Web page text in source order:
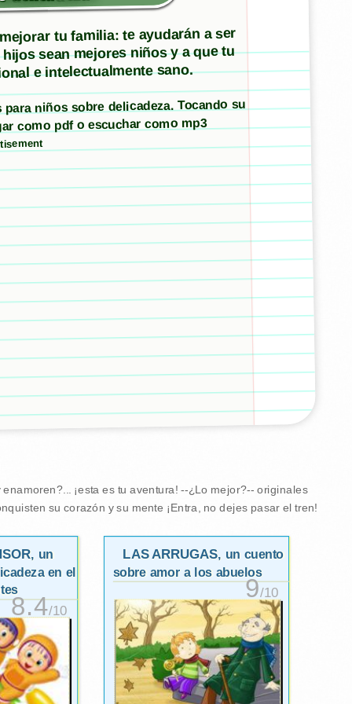
tu familia: te ayudarán a ser
sean mejores niños y a que tu
e intelectualmente sano.
niños sobre delicadeza. Tocando su
como pdf o escuchar como mp3
¡esta es tu aventura! --¿Lo mejor?-- originales
su corazón y su mente ¡Entra, no dejes pasar el tren!
, un
en el
8.4/10
LAS ARRUGAS, un cuento
sobre amor a los abuelos
9/10